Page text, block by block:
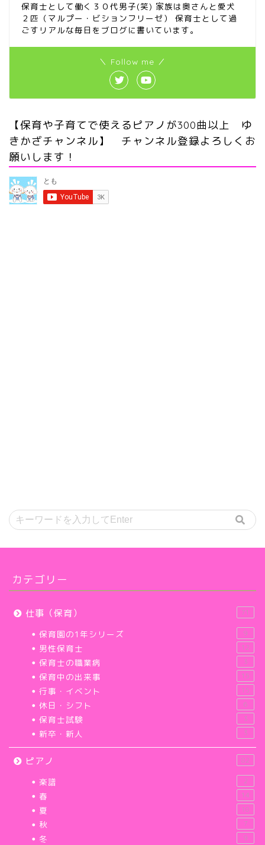
保育士として働く３０代男子(笑) 家族は奥さんと愛犬
２匹（マルプー・ビションフリーゼ） 保育士として過
ごすリアルな毎日をブログに書いています。
＼ Follow me ／
【保育や子育てで使えるピアノが300曲以上 ゆ
きかざチャンネル】 チャンネル登録よろしくお
願いします！
カテゴリー
仕事（保育） 71
保育園の1年シリーズ 9
男性保育士 12
保育士の職業病 3
保育中の出来事 15
行事・イベント 15
休日・シフト 6
保育士試験 3
新卒・新人 3
ピアノ 82
楽譜 2
春 14
夏 10
秋 7
冬 9